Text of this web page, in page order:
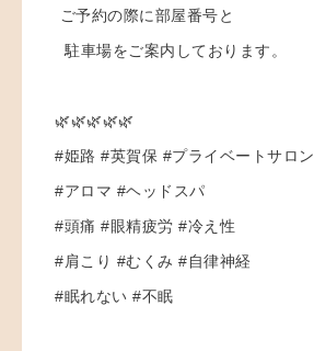
ご予約の際に部屋番号と
駐車場をご案内しております。
🌿🌿🌿🌿🌿
#姫路 #英賀保 #プライベートサロン
#アロマ #ヘッドスパ
#頭痛 #眼精疲労 #冷え性
#肩こり #むくみ #自律神経
#眠れない #不眠